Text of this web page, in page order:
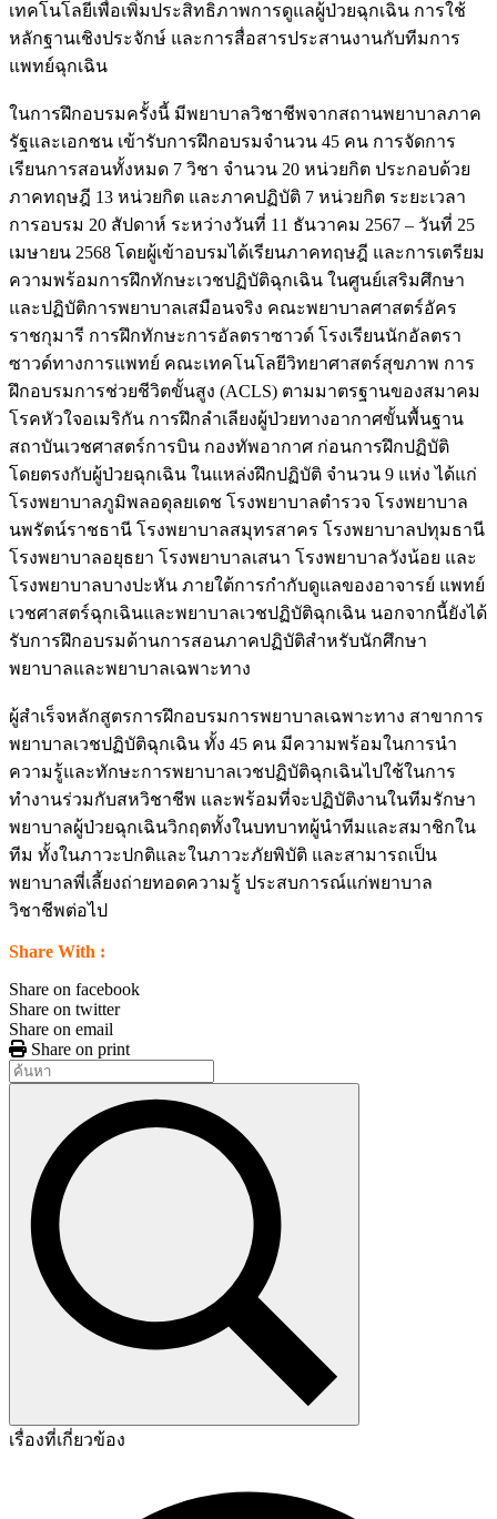
เทคโนโลยีเพื่อเพิ่มประสิทธิภาพการดูแลผู้ป่วยฉุกเฉิน การใช้
หลักฐานเชิงประจักษ์ และการสื่อสารประสานงานกับทีมการ
แพทย์ฉุกเฉิน
ในการฝึกอบรมครั้งนี้ มีพยาบาลวิชาชีพจากสถานพยาบาลภาค
รัฐและเอกชน เข้ารับการฝึกอบรมจำนวน 45 คน การจัดการ
เรียนการสอนทั้งหมด 7 วิชา จำนวน 20 หน่วยกิต ประกอบด้วย
ภาคทฤษฎี 13 หน่วยกิต และภาคปฏิบัติ 7 หน่วยกิต ระยะเวลา
การอบรม 20 สัปดาห์ ระหว่างวันที่ 11 ธันวาคม 2567 – วันที่ 25
เมษายน 2568 โดยผู้เข้าอบรมได้เรียนภาคทฤษฎี และการเตรียม
ความพร้อมการฝึกทักษะเวชปฏิบัติฉุกเฉิน ในศูนย์เสริมศึกษา
และปฏิบัติการพยาบาลเสมือนจริง คณะพยาบาลศาสตร์อัคร
ราชกุมารี การฝึกทักษะการอัลตราซาวด์ โรงเรียนนักอัลตรา
ซาวด์ทางการแพทย์ คณะเทคโนโลยีวิทยาศาสตร์สุขภาพ การ
ฝึกอบรมการช่วยชีวิตขั้นสูง (ACLS) ตามมาตรฐานของสมาคม
โรคหัวใจอเมริกัน การฝึกลำเลียงผู้ป่วยทางอากาศขั้นพื้นฐาน
สถาบันเวชศาสตร์การบิน กองทัพอากาศ ก่อนการฝึกปฏิบัติ
โดยตรงกับผู้ป่วยฉุกเฉิน ในแหล่งฝึกปฏิบัติ จำนวน 9 แห่ง ได้แก่
โรงพยาบาลภูมิพลอดุลยเดช โรงพยาบาลตำรวจ โรงพยาบาล
นพรัตน์ราชธานี โรงพยาบาลสมุทรสาคร โรงพยาบาลปทุมธานี
โรงพยาบาลอยุธยา โรงพยาบาลเสนา โรงพยาบาลวังน้อย และ
โรงพยาบาลบางปะหัน ภายใต้การกำกับดูแลของอาจารย์ แพทย์
เวชศาสตร์ฉุกเฉินและพยาบาลเวชปฏิบัติฉุกเฉิน นอกจากนี้ยังได้
รับการฝึกอบรมด้านการสอนภาคปฏิบัติสำหรับนักศึกษา
พยาบาลและพยาบาลเฉพาะทาง
ผู้สำเร็จหลักสูตรการฝึกอบรมการพยาบาลเฉพาะทาง สาขาการ
พยาบาลเวชปฏิบัติฉุกเฉิน ทั้ง 45 คน มีความพร้อมในการนำ
ความรู้และทักษะการพยาบาลเวชปฏิบัติฉุกเฉินไปใช้ในการ
ทำงานร่วมกับสหวิชาชีพ และพร้อมที่จะปฏิบัติงานในทีมรักษา
พยาบาลผู้ป่วยฉุกเฉินวิกฤตทั้งในบทบาทผู้นำทีมและสมาชิกใน
ทีม ทั้งในภาวะปกติและในภาวะภัยพิบัติ และสามารถเป็น
พยาบาลพี่เลี้ยงถ่ายทอดความรู้ ประสบการณ์แก่พยาบาล
วิชาชีพต่อไป
Share With :
Share on facebook
Share on twitter
Share on email
Share on print
เรื่องที่เกี่ยวข้อง